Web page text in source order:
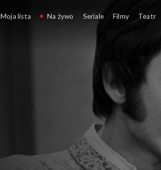
Moja lista Na żywo Seriale Filmy Teatr